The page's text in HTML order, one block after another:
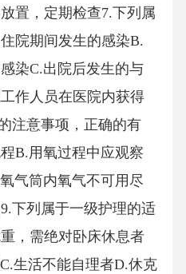
置，定期检查7.下列属
院期间发生的感染B.
染C.出院后发生的与
作人员在医院内获得
注意事项，正确的有
B.用氧过程中应观察
气筒内氧气不可用尽
下列属于一级护理的适
，需绝对卧床休息者
生活不能自理者D.休克